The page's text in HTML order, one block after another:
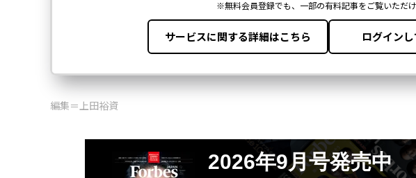
編集＝上田裕資
2026年9月号発売中